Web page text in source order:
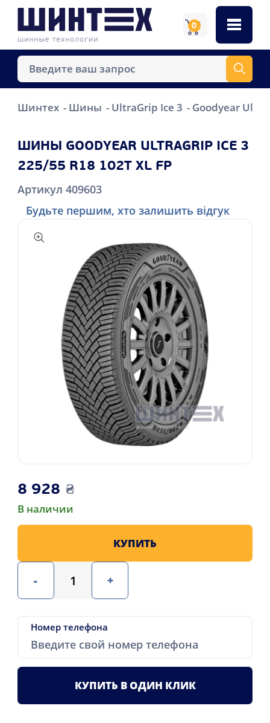
0
Шинтех Шины UltraGrip Ice 3 Goodyear
ШИНЫ GOODYEAR ULTRAGRIP ICE 3
225/55 R18 102T XL FP
Артикул 409603
Будьте першим, хто залишить відгук
8 928 ₴
В наличии
- +
КУПИТЬ
Номер телефона
КУПИТЬ В ОДИН КЛИК